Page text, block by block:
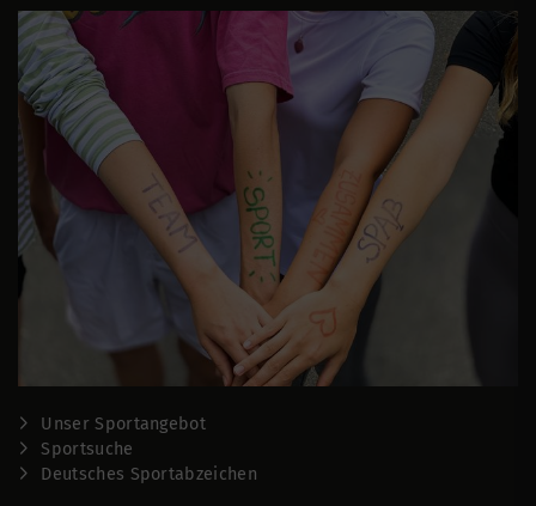
Unser Sportangebot
Sportsuche
Deutsches Sportabzeichen